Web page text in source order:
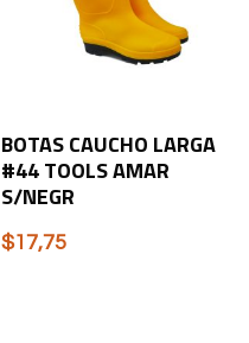
BOTAS CAUCHO LARGA
#44 TOOLS AMAR
S/NEGR
$17,75